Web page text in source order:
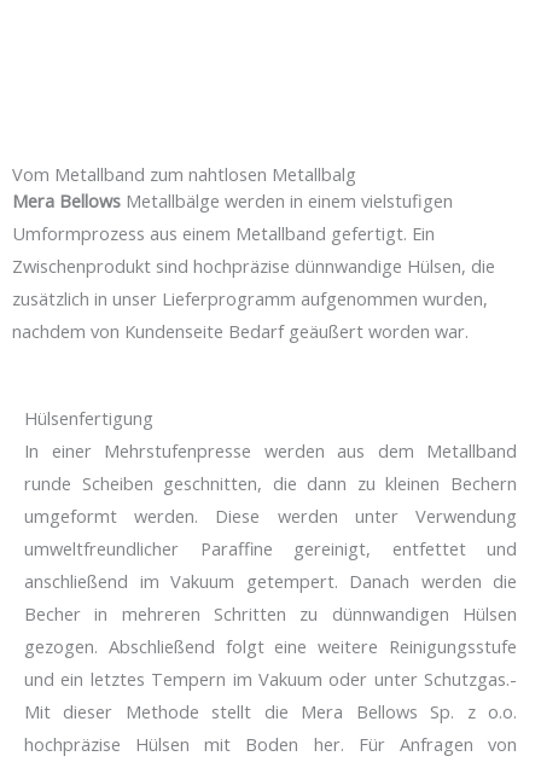
Vom Metallband zum nahtlosen Metallbalg
Mera Bellows Metallbälge werden in einem vielstufigen
Umformprozess aus einem Metallband gefertigt. Ein
Zwischenprodukt sind hochpräzise dünnwandige Hülsen, die
zusätzlich in unser Lieferprogramm aufgenommen wurden,
nachdem von Kundenseite Bedarf geäußert worden war.
Hülsenfertigung
In einer Mehrstufenpresse werden aus dem Metallband
runde Scheiben geschnitten, die dann zu kleinen Bechern
umgeformt werden. Diese werden unter Verwendung
umweltfreundlicher Paraffine gereinigt, entfettet und
anschließend im Vakuum getempert. Danach werden die
Becher in mehreren Schritten zu dünnwandigen Hülsen
gezogen. Abschließend folgt eine weitere Reinigungsstufe
und ein letztes Tempern im Vakuum oder unter Schutzgas.-
Mit dieser Methode stellt die Mera Bellows Sp. z o.o.
hochpräzise Hülsen mit Boden her. Für Anfragen von